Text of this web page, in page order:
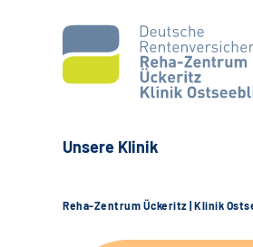
Unsere Klinik
Reha-Zentrum Ückeritz | Klinik